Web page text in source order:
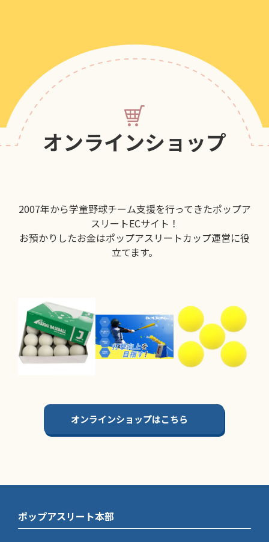
オンラインショップ
2007年から学童野球チーム支援を行ってきたポップア
スリートECサイト！
お預かりしたお金はポップアスリートカップ運営に役
立てます。
オンラインショップはこちら
ポップアスリート本部